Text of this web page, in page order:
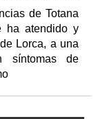
de Totana
ha atendido y
Lorca, a una
síntomas de